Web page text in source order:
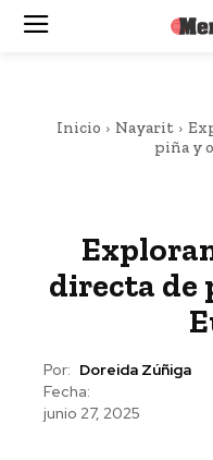
Inicio Nayarit
piña y
directa de
Por: Doreida Zúñiga
Fecha:
junio 27, 2025